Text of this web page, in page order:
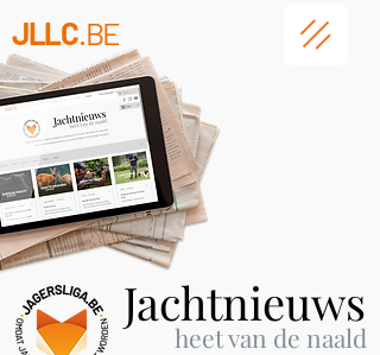
JLLC.BE
Jachtnieuws
heetvan de naald